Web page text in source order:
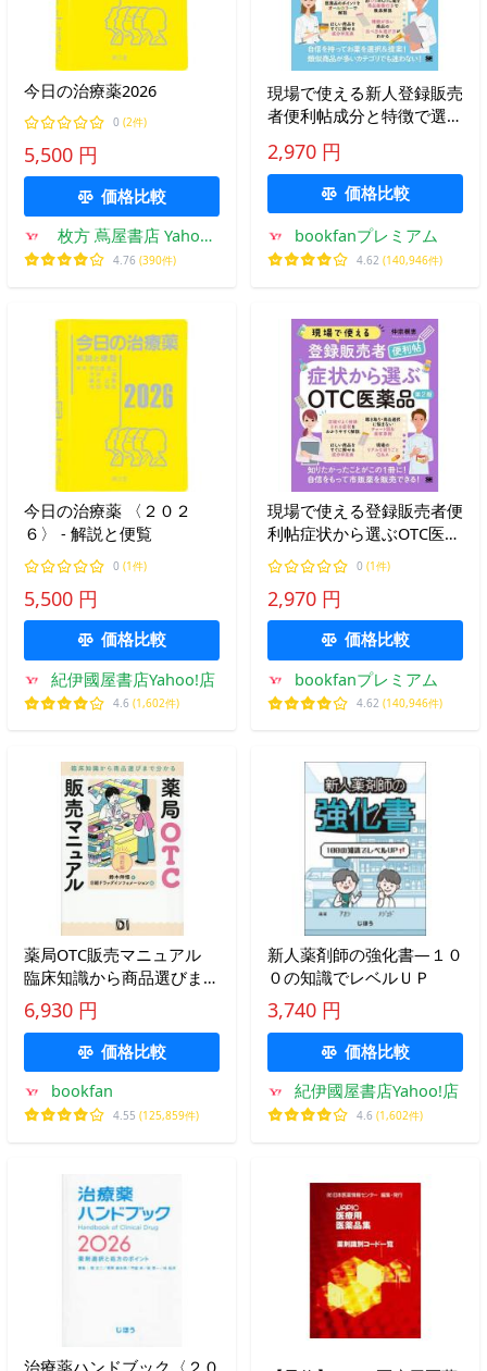
今日の治療薬2026
0 (2件)
5,500 円
価格比較
枚方 蔦屋書店 Yahoo!
店
4.76 (390件)
現場で使える新人登録販売
者便利帖成分と特徴で選ぶ
OTC医薬品/仲宗根恵
2,970 円
価格比較
bookfanプレミアム
4.62 (140,946件)
今日の治療薬 〈２０２
６〉 - 解説と便覧
0 (1件)
5,500 円
価格比較
紀伊國屋書店Yahoo!店
4.6 (1,602件)
現場で使える登録販売者便
利帖症状から選ぶOTC医薬
品/仲宗根恵
0 (1件)
2,970 円
価格比較
bookfanプレミアム
4.62 (140,946件)
薬局OTC販売マニュアル
臨床知識から商品選びまで
分かる/鈴木伸悟/日経ドラ
ッグインフォメーション
6,930 円
価格比較
bookfan
4.55 (125,859件)
新人薬剤師の強化書―１０
０の知識でレベルＵＰ
3,740 円
価格比較
紀伊國屋書店Yahoo!店
4.6 (1,602件)
治療薬ハンドブック〈２０